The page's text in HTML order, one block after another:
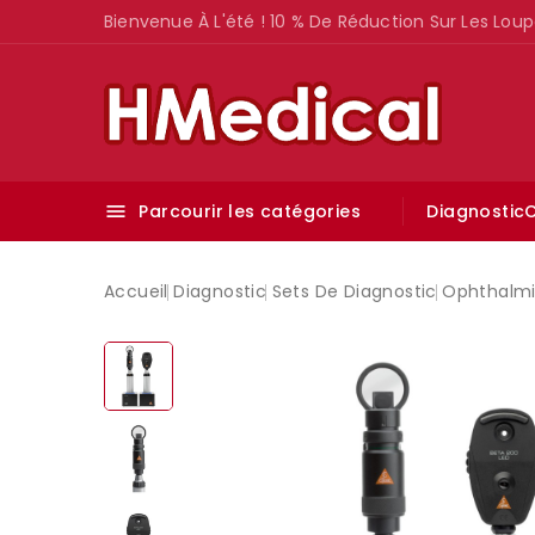
Bienvenue À L'été ! 10 % De Réduction Sur Les
 Parcourir les catégories Diagnostic
Accueil Diagnostic Sets De Diagnostic